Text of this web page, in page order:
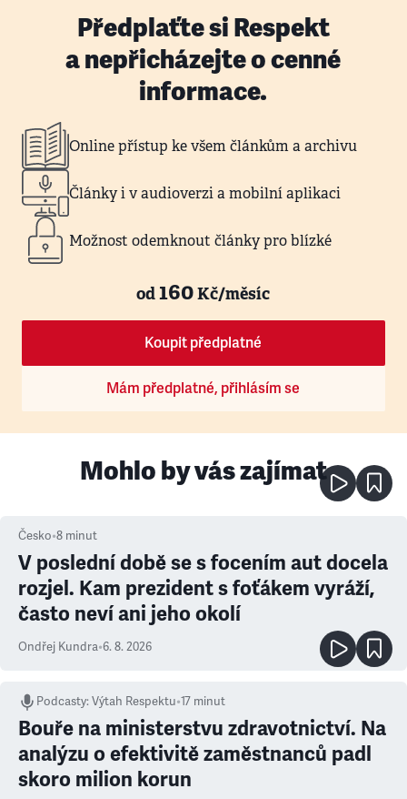
Předplaťte si Respekt
a nepřicházejte o cenné
informace.
Online přístup ke všem článkům a archivu
Články i v audioverzi a mobilní aplikaci
Možnost odemknout články pro blízké
od160Kč/měsíc
Koupit předplatné
Mám předplatné, přihlásím se
Mohlo by vás zajímat
Česko•8 minut
V poslední době se s focením aut docela
rozjel. Kam prezident s foťákem vyráží,
často neví ani jeho okolí
Ondřej Kundra•6. 8. 2026
Podcasty:Výtah Respektu•17 minut
Bouře na ministerstvu zdravotnictví. Na
analýzu o efektivitě zaměstnanců padl
skoro milion korun